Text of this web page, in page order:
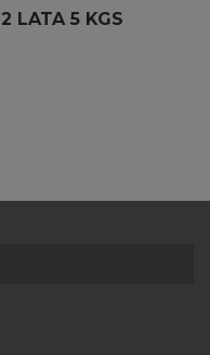
LATA 5 KGS